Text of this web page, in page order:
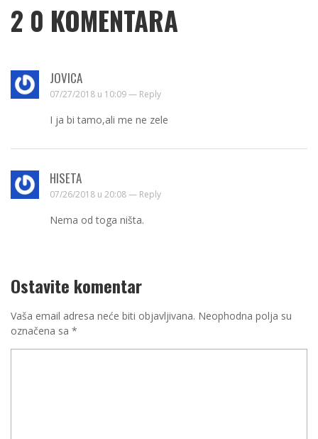
2 0 KOMENTARA
JOVICA
07/27/2018 u 10:09 — Reply
I ja bi tamo,ali me ne zele
HISETA
07/26/2018 u 20:08 — Reply
Nema od toga ništa.
Ostavite komentar
Vaša email adresa neće biti objavljivana. Neophodna polja su
označena sa *